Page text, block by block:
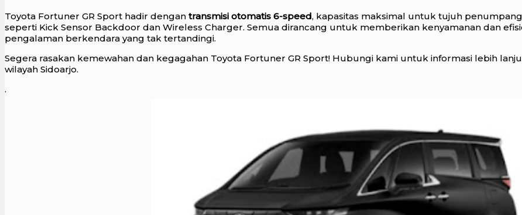
Toyota Fortuner GR Sport hadir dengan transmisi otomatis 6-speed, kapasitas maksimal untuk tujuh
seperti Kick Sensor Backdoor dan Wireless Charger. Semua dirancang untuk memberikan kenyamanan dan
pengalaman berkendara yang tak tertandingi.
Segera rasakan kemewahan dan kegagahan Toyota Fortuner GR Sport! Hubungi kami untuk informasi lebih
wilayah Sidoarjo.
.